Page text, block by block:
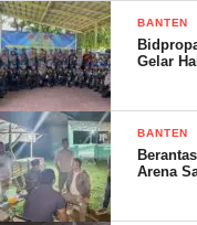
BANTEN
Gelar
BANTEN
Arena